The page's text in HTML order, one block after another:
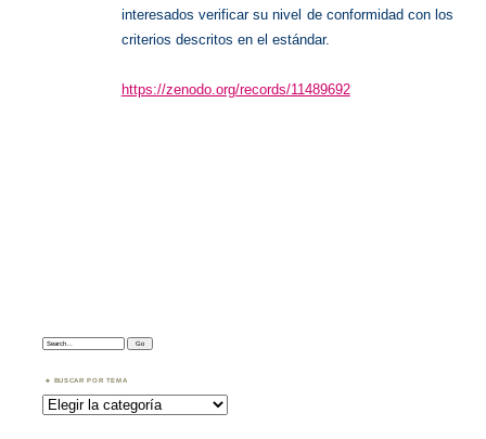
interesados verificar su nivel de conformidad con los
criterios descritos en el estándar.
https://zenodo.org/records/11489692
Search:
BUSCAR POR TEMA
Buscar
por
Tema